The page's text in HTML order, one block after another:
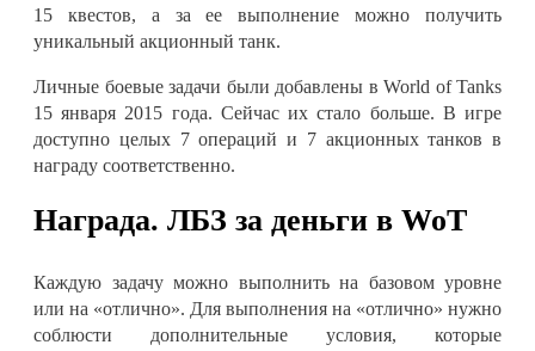
15 квестов, а за ее выполнение можно получить
уникальный акционный танк.
Личные боевые задачи были добавлены в World of Tanks
15 января 2015 года. Сейчас их стало больше. В игре
доступно целых 7 операций и 7 акционных танков в
награду соответственно.
Награда. ЛБЗ за деньги в WoT
Каждую задачу можно выполнить на базовом уровне
или на «отлично». Для выполнения на «отлично» нужно
соблюсти дополнительные условия, которые